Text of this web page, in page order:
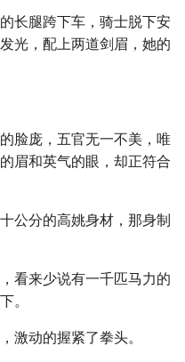
长腿跨下车，骑士脱下安
光，配上两道剑眉，她的
脸庞，五官无一不美，唯
眉和英气的眼，却正符合
公分的高姚身材，那身制
看来少说有一千匹马力的
。
激动的握紧了拳头。